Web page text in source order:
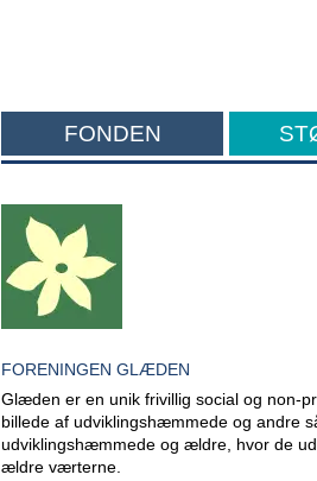
FONDEN
FORENINGEN GLÆDEN
Glæden er en unik frivillig social og non-
billede af udviklingshæmmede og andre
udviklingshæmmede og ældre, hvor de
ældre værterne.